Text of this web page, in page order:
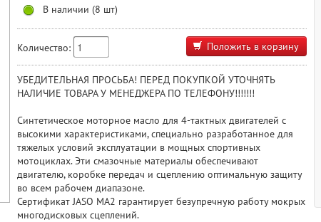
В наличии (8 шт)
Количество: Положить в корзину
УБЕДИТЕЛЬНАЯ ПРОСЬБА! ПЕРЕД ПОКУПКОЙ УТОЧНЯТЬ
НАЛИЧИЕ ТОВАРА У МЕНЕДЖЕРА ПО ТЕЛЕФОНУ!!!!!!!
Синтетическое моторное масло для 4-тактных двигателей с
высокими характеристиками, специально разработанное для
тяжелых условий эксплуатации в мощных спортивных
мотоциклах. Эти смазочные материалы обеспечивают
двигателю, коробке передач и сцеплению оптимальную защиту
во всем рабочем диапазоне.
Сертификат JASO MA2 гарантирует безупречную работу мокрых
многодисковых сцеплений.